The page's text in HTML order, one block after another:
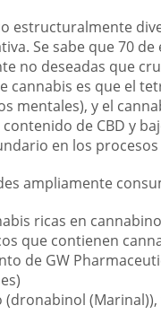
estructuralmente
Se sabe que 70
no deseadas que
cannabis es que el
mentales), y el
de CBD y
en los
ampliamente
ricas en
que contienen
de GW